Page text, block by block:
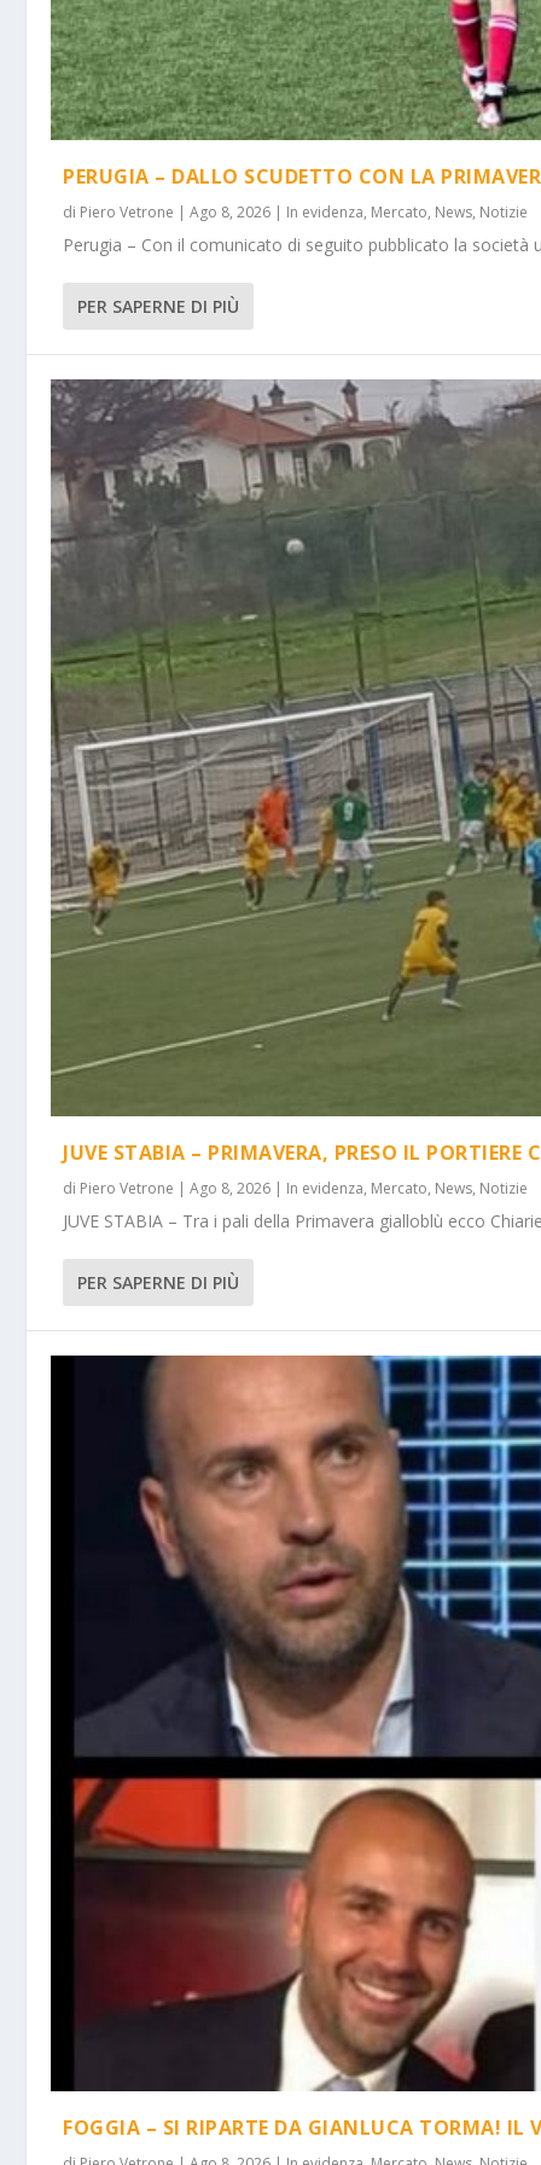
PERUGIA – DALLO SCUDETTO CON LA
di Piero Vetrone |Ago 8, 2026 | In evidenza, Mercato, News, Notizie
Perugia – Con il comunicato di seguito pubblicato la società
PER SAPERNE DI PIÙ
JUVE STABIA – PRIMAVERA, PRESO IL PORTIERE
di Piero Vetrone |Ago 8, 2026 | In evidenza, Mercato, News, Notizie
JUVE STABIA – Tra i pali della Primavera gialloblù ecco
PER SAPERNE DI PIÙ
FOGGIA – SI RIPARTE DA GIANLUCA TORMA! IL